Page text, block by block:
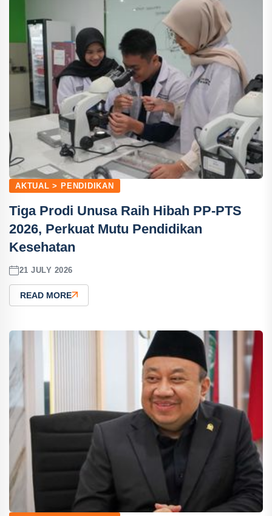
AKTUAL > PENDIDIKAN
Tiga Prodi Unusa Raih Hibah PP-PTS
2026, Perkuat Mutu Pendidikan
Kesehatan
21 JULY 2026
READ MORE